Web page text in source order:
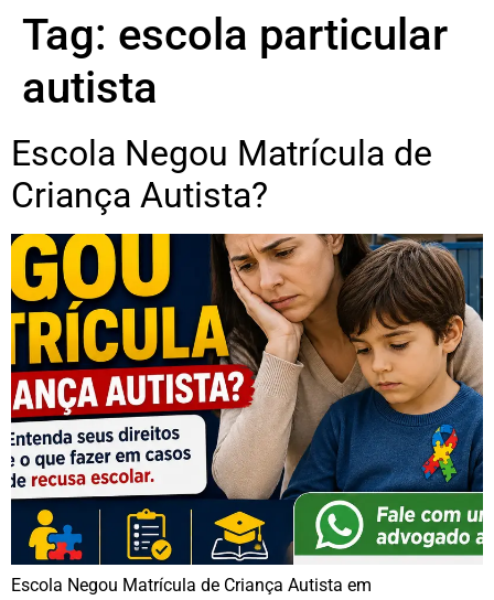
Tag: escola particular
autista
Escola Negou Matrícula de
Criança Autista?
Escola Negou Matrícula de Criança Autista em